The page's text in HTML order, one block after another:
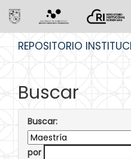
REPOSITORIO
Buscar
Buscar:
por